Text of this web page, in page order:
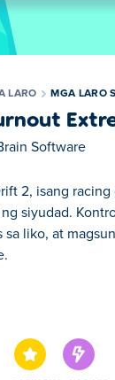
LARO MGA LARO
Software
2, isang racing
siyudad.
liko, at